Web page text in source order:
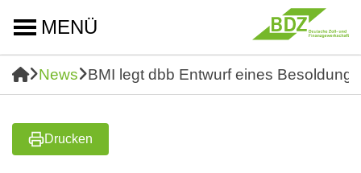
MENÜ
News BMI legt dbb Entwurf eines
Drucken